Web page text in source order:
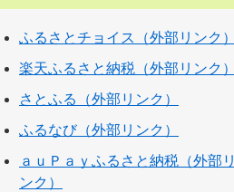
ふるさとチョイス（外部リンク）
楽天ふるさと納税（外部リンク）
さとふる（外部リンク）
ふるなび（外部リンク）
ａｕＰａｙふるさと納税（外部リ
ンク）